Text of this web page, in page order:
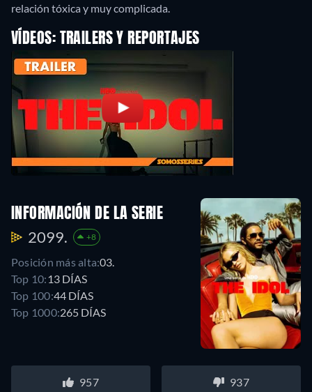
relación tóxica y muy complicada.
VÍDEOS: TRAILERS Y REPORTAJES
INFORMACIÓN DE LA SERIE
2099. +8
Posición más alta:03.
Top 10: 13 DÍAS
Top 100:44 DÍAS
Top 1000:265 DÍAS
957 937